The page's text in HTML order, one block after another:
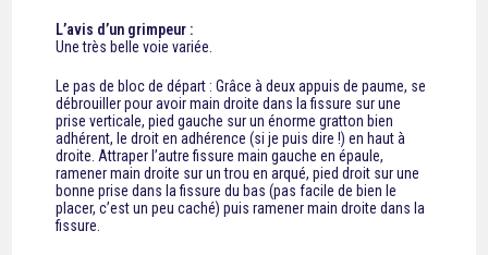
L’avis d’un grimpeur :
Une très belle voie variée.
Le pas de bloc de départ : Grâce à deux appuis de paume, se
débrouiller pour avoir main droite dans la fissure sur une
prise verticale, pied gauche sur un énorme gratton bien
adhérent, le droit en adhérence (si je puis dire !) en haut à
droite. Attraper l’autre fissure main gauche en épaule,
ramener main droite sur un trou en arqué, pied droit sur une
bonne prise dans la fissure du bas (pas facile de bien le
placer, c’est un peu caché) puis ramener main droite dans la
fissure.